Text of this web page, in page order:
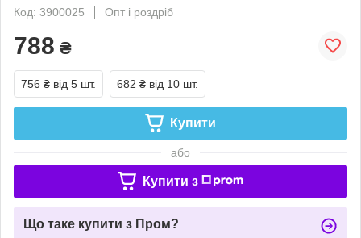
Код: 3900025
Опт і роздріб
788 ₴
756 ₴ від 5 шт. 682 ₴ від 10 шт.
Купити
або
Купити з
Що таке купити з Пром?